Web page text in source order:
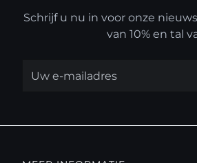
Schrijf u nu in voor onze
van 10% en tal